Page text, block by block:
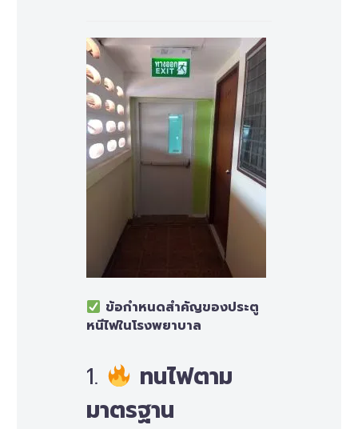
ข้อกำหนดสำคัญของประตู
หนีไฟในโรงพยาบาล
1.
ทนไฟตาม
มาตรฐาน